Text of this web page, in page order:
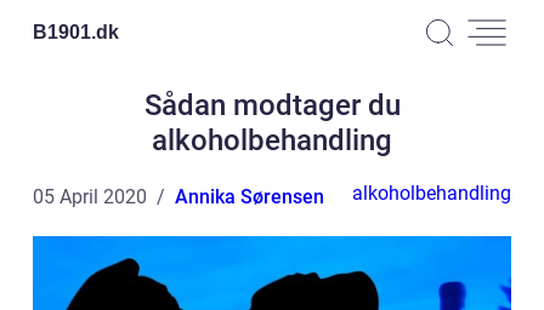
B1901.dk
Sådan modtager du
alkoholbehandling
05 April 2020 Annika Sørensen alkoholbehandling